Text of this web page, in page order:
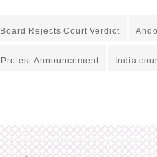
Board Rejects Court Verdict
India
Protest Announcement